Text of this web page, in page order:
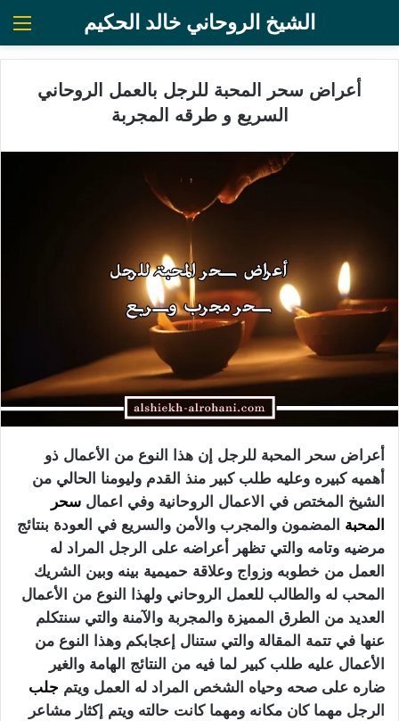
الشيخ الروحاني خالد الحكيم
أعراض سحر المحبة للرجل بالعمل الروحاني
السريع و طرقه المجربة
أعراض سحر المحبة للرجل إن هذا النوع من الأعمال ذو
أهميه كبيره وعليه طلب كبير منذ القدم وليومنا الحالي من
الشيخ المختص في الاعمال الروحانية وفي اعمال سحر
المحبة المضمون والمجرب والأمن والسريع في العودة بنتائج
مرضيه وتامه والتي تظهر أعراضه على الرجل المراد له
العمل من خطوبه وزواج وعلاقة حميمية بينه وبين الشريك
المحب له والطالب للعمل الروحاني ولهذا النوع من الأعمال
العديد من الطرق المميزة والمجربة والآمنة والتي سنتكلم
عنها في تتمة المقالة والتي ستنال إعجابكم وهذا النوع من
الأعمال عليه طلب كبير لما فيه من النتائج الهامة والغير
ضاره على صحه وحياه الشخص المراد له العمل ويتم جلب
الرجل مهما كان مكانه ومهما كانت حالته ويتم إكثار مشاعر